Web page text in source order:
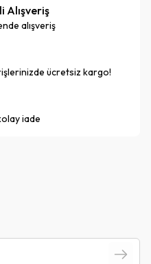
Alışveriş
alışveriş
ücretsiz kargo!
iade